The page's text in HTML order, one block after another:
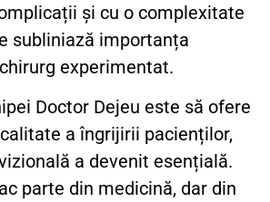
și cu o complexitate
subliniază importanța
experimentat.
Doctor Dejeu este să ofere
a îngrijirii pacienților,
a devenit esențială.
parte din medicină, dar din